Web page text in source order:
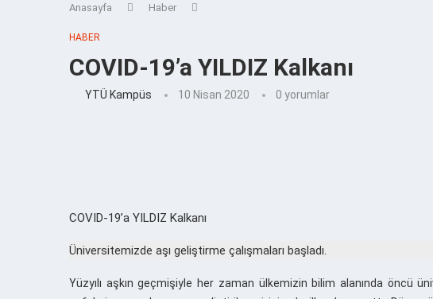
Anasayfa Haber
HABER
COVID-19’a YILDIZ Kalkanı
YTÜ Kampüs 10 Nisan 2020 0 yorumlar
COVID-19’a YILDIZ Kalkanı
Üniversitemizde aşı geliştirme çalışmaları başladı.
Yüzyılı aşkın geçmişiyle her zaman ülkemizin bilim alanında öncü